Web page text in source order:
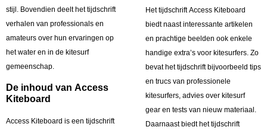
stijl. Bovendien deelt het tijdschrift
verhalen van professionals en
amateurs over hun ervaringen op
het water en in de kitesurf
gemeenschap.
De inhoud van Access
Kiteboard
Access Kiteboard is een tijdschrift
Het tijdschrift Access Kiteboard
biedt naast interessante artikelen
en prachtige beelden ook enkele
handige extra’s voor kitesurfers. Zo
bevat het tijdschrift bijvoorbeeld tips
en trucs van professionele
kitesurfers, advies over kitesurf
gear en tests van nieuw materiaal.
Daarnaast biedt het tijdschrift